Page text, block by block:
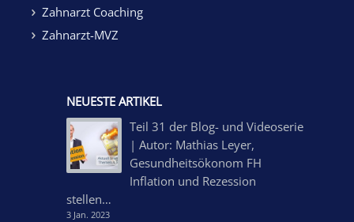
Zahnarzt Coaching
Zahnarzt-MVZ
NEUESTE ARTIKEL
Teil 31 der Blog- und Videoserie
| Autor: Mathias Leyer,
Gesundheitsökonom FH
Inflation und Rezession
stellen…
3 Jan. 2023